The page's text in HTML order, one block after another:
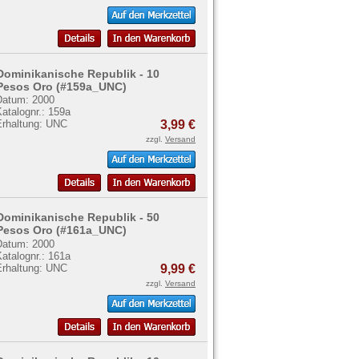
Republik - 10
Oro (#159a_UNC)
2000
159a
UNC
3,99 €
zzgl. Versand
Republik - 50
Oro (#161a_UNC)
2000
161a
UNC
9,99 €
zzgl. Versand